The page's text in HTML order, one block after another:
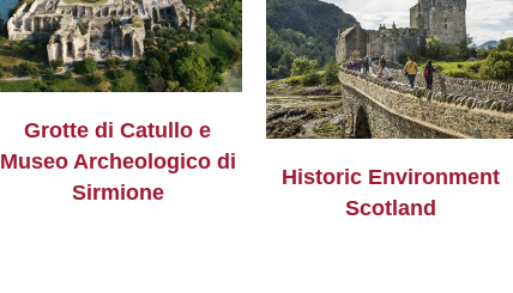
Grotte di Catullo e
Museo Archeologico di
Sirmione
Historic Environment
Scotland